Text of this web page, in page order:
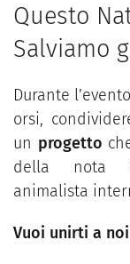
Questo
Salviamo
Durante
orsi,
un progetto
della nota e
animalista
Vuoi unirti a